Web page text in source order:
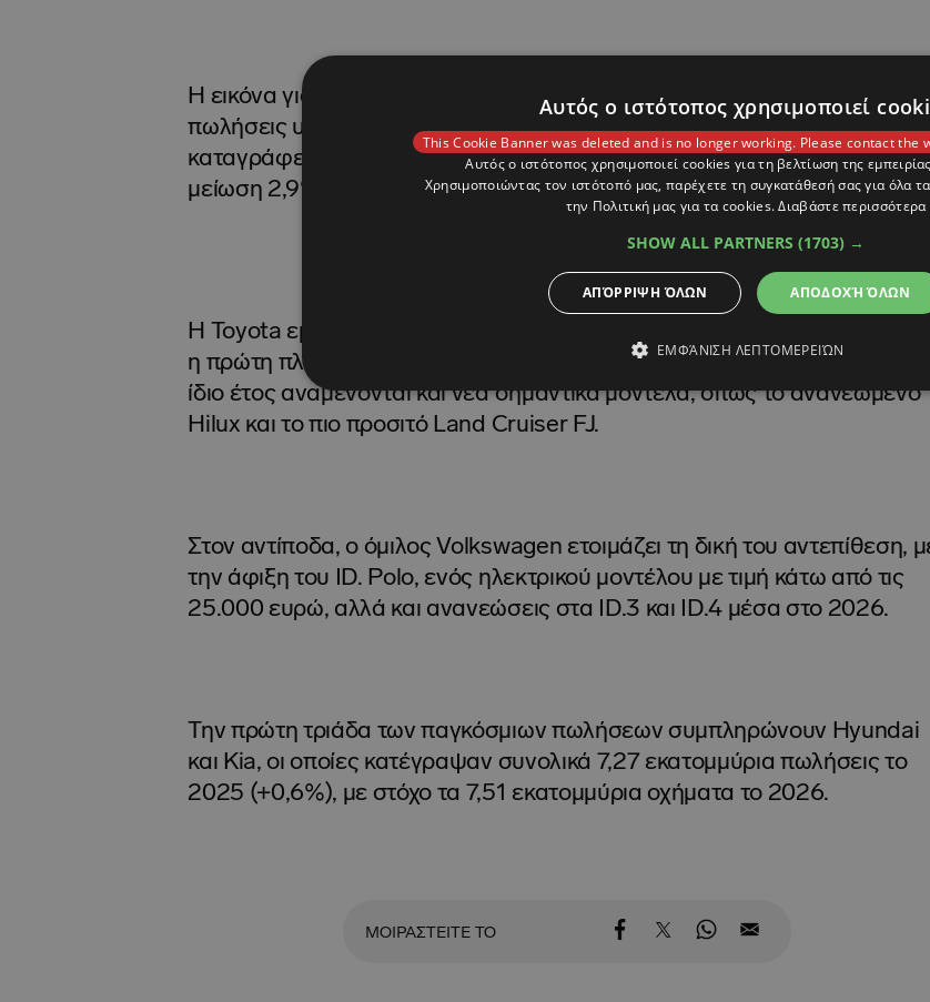
Η εικόνα για τη VW παραμένει πιεσμένη, καθώς οι συνολικές της
πωλήσεις υποχώρησαν κατά 0,5%, με τη βασική μάρκα Volkswagen να
καταγράφει πτώση 1,4% (4,73 εκατ. οχήματα) και την Audi να σημειώνει
μείωση 2,9%, στις 1.623.551 μονάδες.
Η Toyota εμφανίζεται αισιόδοξη για τη συνέχεια, καθώς το 2026 θα είναι
η πρώτη πλήρης χρονιά διάθεσης της νέας γενιάς RAV4, ενώ μέσα στο
ίδιο έτος αναμένονται και νέα σημαντικά μοντέλα, όπως το ανανεωμένο
Hilux και το πιο προσιτό Land Cruiser FJ.
Στον αντίποδα, ο όμιλος Volkswagen ετοιμάζει τη δική του αντεπίθεση,
την άφιξη του ID. Polo, ενός ηλεκτρικού μοντέλου με τιμή κάτω από τις
25.000 ευρώ, αλλά και ανανεώσεις στα ID.3 και ID.4 μέσα στο 2026.
Την πρώτη τριάδα των παγκόσμιων πωλήσεων συμπληρώνουν Hyundai
και Kia, οι οποίες κατέγραψαν συνολικά 7,27 εκατομμύρια πωλήσεις το
2025 (+0,6%), με στόχο τα 7,51 εκατομμύρια οχήματα το 2026.
ΜΟΙΡΑΣΤΕΙΤΕ ΤΟ
Αυτός ο ιστότοπος χρησιμοποιεί
This Cookie Banner was deleted and is no longer working. Please contact the
Αυτός ο ιστότοπος χρησιμοποιεί cookies για τη βελτίωση της
Χρησιμοποιώντας τον ιστότοπό μας, παρέχετε τη συγκατάθεσή σας για όλα
την Πολιτική μας για τα cookies.Διαβάστε περισσότερα
SHOW ALL PARTNERS (1703) →
ΑΠΟΔΟΧΉ ΌΛΩΝ
ΑΠΌΡΡΙΨΗ ΌΛΩΝ
ΕΜΦΆΝΙΣΗ ΛΕΠΤΟΜΕΡΕΙΏΝ